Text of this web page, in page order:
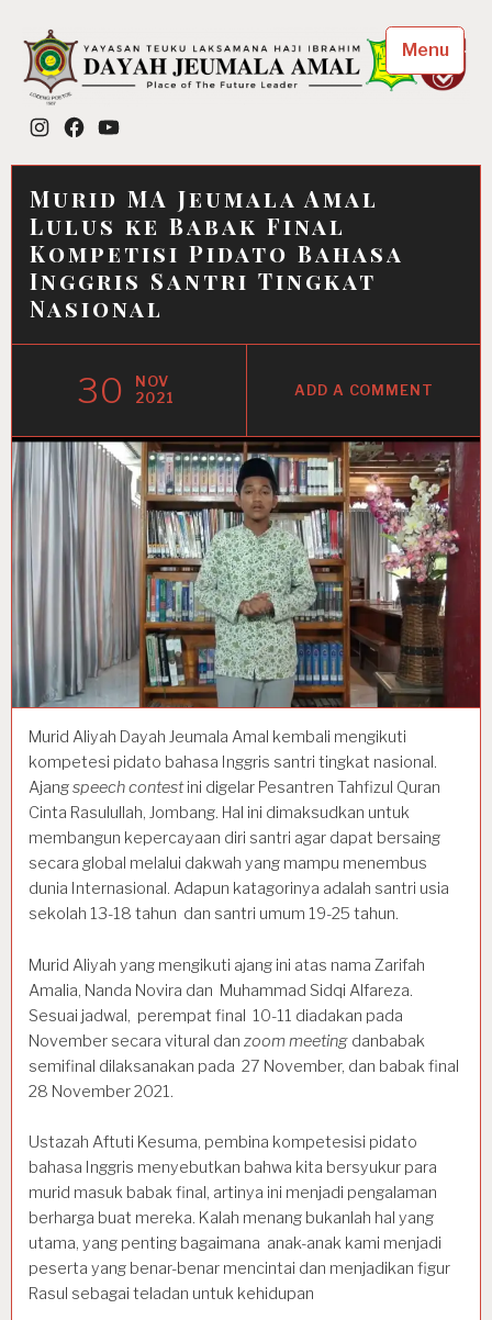
content
Dayah Jeumala Amal
Place of The Future Leader
Instagram
FacebookYouTube
Menu
Murid MA Jeumala Amal
Lulus ke Babak Final
Kompetisi Pidato Bahasa
Inggris Santri Tingkat
Nasional
30
NOV
2021
ADD A COMMENT
Murid Aliyah Dayah Jeumala Amal kembali mengikuti
kompetesi pidato bahasa Inggris santri tingkat nasional.
Ajangspeech contestini digelar Pesantren Tahfizul Quran
Cinta Rasulullah, Jombang. Hal ini dimaksudkan untuk
membangun kepercayaan diri santri agar dapat bersaing
secara global melalui dakwah yang mampu menembus
dunia Internasional. Adapun katagorinya adalah santri usia
sekolah 13-18 tahun dan santri umum 19-25 tahun.
Murid Aliyah yang mengikuti ajang ini atas nama Zarifah
Amalia, Nanda Novira dan Muhammad Sidqi Alfareza.
Sesuai jadwal, perempat final 10-11 diadakan pada
November secara vitural dan zoom meeting danbabak
semifinal dilaksanakan pada 27 November, dan babak final
28 November 2021.
Ustazah Aftuti Kesuma, pembina kompetesisi pidato
bahasa Inggris menyebutkan bahwa kita bersyukur para
murid masuk babak final, artinya ini menjadi pengalaman
berharga buat mereka. Kalah menang bukanlah hal yang
utama, yang penting bagaimana anak-anak kami menjadi
peserta yang benar-benar mencintai dan menjadikan figur
Rasul sebagai teladan untuk kehidupan